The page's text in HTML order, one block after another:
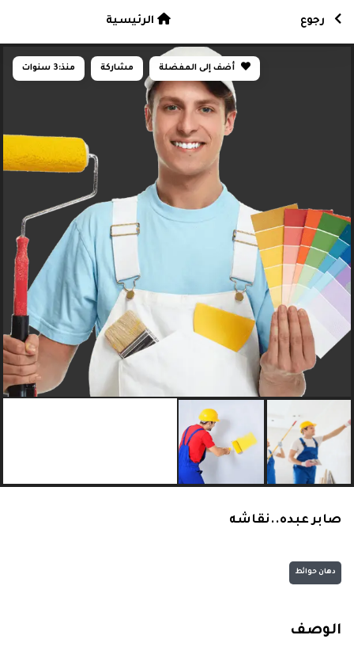
أضف إلى المفضلة مشاركة منذ:3 سنوات
صابر عبده..نقاشه
دهان حوائط
الوصف
رجوع الرئيسية